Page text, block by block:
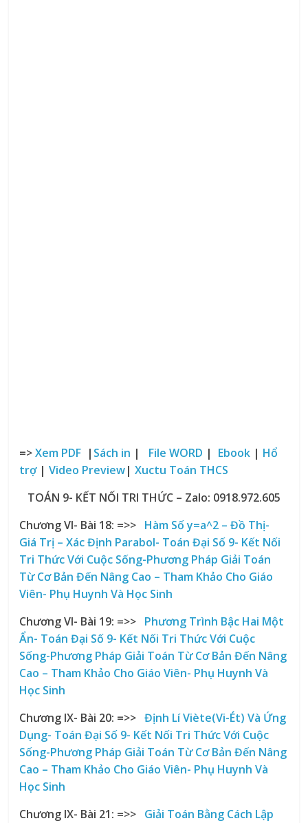
=>Xem PDF | Sách in | File WORD | Ebook | Hổ
trợ|Video Preview|Xuctu Toán THCS
TOÁN 9- KẾT NỐI TRI THỨC – Zalo: 0918.972.605
Chương VI- Bài 18: =>> Hàm Số y=a^2 – Đồ Thị-
Giá Trị – Xác Định Parabol- Toán Đại Số 9- Kết Nối
Tri Thức Với Cuộc Sống-Phương Pháp Giải Toán
Từ Cơ Bản Đến Nâng Cao – Tham Khảo Cho Giáo
Viên- Phụ Huynh Và Học Sinh
Chương VI- Bài 19: =>> Phương Trình Bậc Hai Một
Ẩn- Toán Đại Số 9- Kết Nối Tri Thức Với Cuộc
Sống-Phương Pháp Giải Toán Từ Cơ Bản Đến Nâng
Cao – Tham Khảo Cho Giáo Viên- Phụ Huynh Và
Học Sinh
Chương IX- Bài 20: =>>Định Lí Viète(Vi-Ét) Và Ứng
Dụng- Toán Đại Số 9- Kết Nối Tri Thức Với Cuộc
Sống-Phương Pháp Giải Toán Từ Cơ Bản Đến Nâng
Cao – Tham Khảo Cho Giáo Viên- Phụ Huynh Và
Học Sinh
Chương IX- Bài 21: =>> Giải Toán Bằng Cách Lập